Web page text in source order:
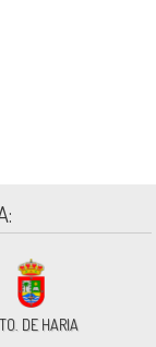
DE HARIA